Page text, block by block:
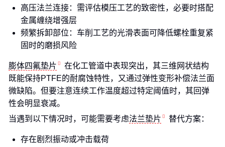
高压法兰连接：需评估模压工艺的致密性，必要时搭配
金属缠绕增强层
频繁拆卸部位：车削工艺的光滑表面可降低螺栓重复紧
固时的磨损风险
膨体四氟垫片
在化工管道中表现突出，其三维网状结构
既能保持PTFE的耐腐蚀特性，又通过弹性变形补偿法兰面
微缺陷。但要注意连续工作温度超过特定阈值时，其回弹
性会明显衰减。
当遇到以下情况时，可能需要考虑法兰垫片 替代方案：
存在剧烈振动或冲击载荷